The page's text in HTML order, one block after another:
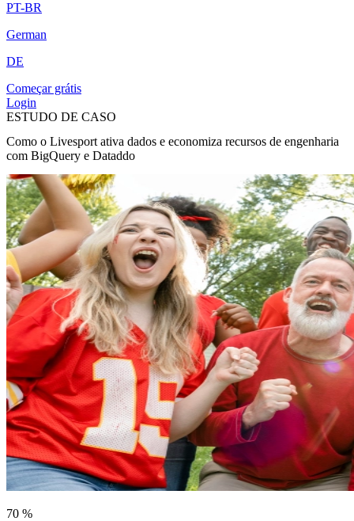
PT-BR
German
DE
Começar grátis
Login
ESTUDO DE CASO
Como o Livesport ativa dados e economiza recursos de engenharia
com BigQuery e Dataddo
70 %